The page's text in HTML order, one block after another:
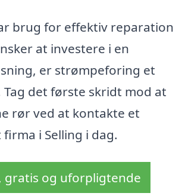
brug for effektiv reparation
at investere i en
er strømpeforing et
det første skridt mod at
rør ved at kontakte et
i Selling i dag.
gratis og uforpligtende